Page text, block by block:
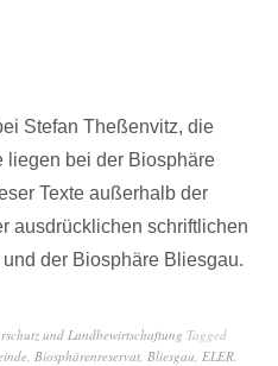
Stefan Theßenvitz, die
liegen bei der Biosphäre
Texte außerhalb der
ausdrücklichen schriftlichen
der Biosphäre Bliesgau.
und Landbewirtschaftung Tagged
, Biosphärenreservat, Bliesgau, ELER,